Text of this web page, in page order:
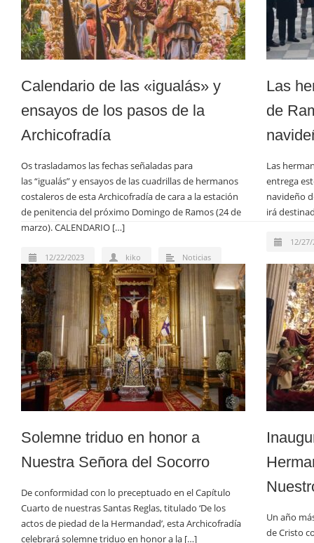
Las
de
Las
entrega
navideño
irá
12/
Calendario de las «igualás» y
ensayos de los pasos de la
Archicofradía
Os trasladamos las fechas señaladas para
las “igualás” y ensayos de las cuadrillas de hermanos
costaleros de esta Archicofradía de cara a la estación
de penitencia del próximo Domingo de Ramos (24 de
marzo). CALENDARIO […]
12/22/2023 kiko Noticias
Un año
de Cristo
Solemne triduo en honor a
Nuestra Señora del Socorro
De conformidad con lo preceptuado en el Capítulo
Cuarto de nuestras Santas Reglas, titulado ‘De los
actos de piedad de la Hermandad’, esta Archicofradía
celebrará solemne triduo en honor a la […]